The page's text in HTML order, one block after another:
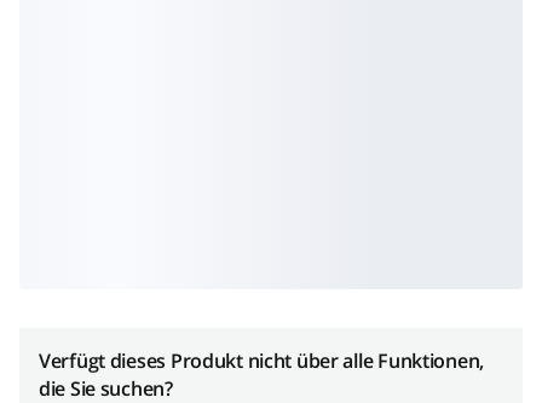
Verfügt dieses Produkt nicht über alle Funktionen,
die Sie suchen?